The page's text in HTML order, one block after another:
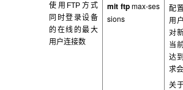
使用FTP 方式
同时登录设备
的在线的最大
用户连接数
mit ftpmax-ses
sions
配
用
对
当
达
求
关